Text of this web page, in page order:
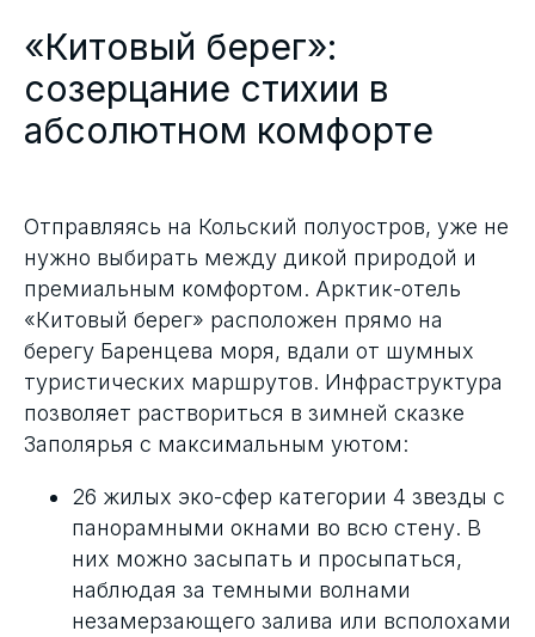
«Китовый берег»:
созерцание стихии в
абсолютном комфорте
Отправляясь на Кольский полуостров, уже не
нужно выбирать между дикой природой и
премиальным комфортом. Арктик-отель
«Китовый берег» расположен прямо на
берегу Баренцева моря, вдали от шумных
туристических маршрутов. Инфраструктура
позволяет раствориться в зимней сказке
Заполярья с максимальным уютом:
26 жилых эко-сфер категории 4 звезды с
панорамными окнами во всю стену. В
них можно засыпать и просыпаться,
наблюдая за темными волнами
незамерзающего залива или всполохами